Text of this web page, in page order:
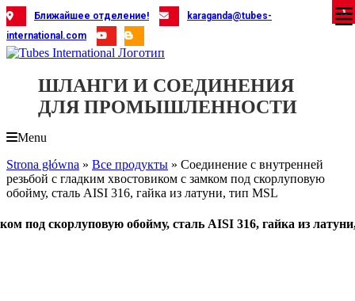
Skip
to
content
Ближайшее отделение!
karaganda@tubes-
international.com
ШЛАНГИ И СОЕДИНЕНИЯ
ДЛЯ ПРОМЫШЛЕННОСТИ
Menu
Strona główna » Все продукты » Соединение с внутренней
резьбой с гладким хвостовиком с замком под скорлуповую
обойму, сталь AISI 316, гайка из латуни, тип MSL
под скорлуповую обойму, сталь AISI 316, гайка из
X
X
X
X
X
X
X
X
X
X
X
X
X
X
X
X
X
X
X